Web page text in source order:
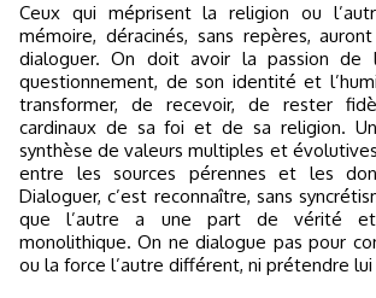
Ceux qui méprisent la religion ou
mémoire, déracinés, sans repères,
dialoguer. On doit avoir la passion de
questionnement, de son identité et
transformer, de recevoir, de rester
cardinaux de sa foi et de sa religion.
synthèse de valeurs multiples et
entre les sources pérennes et les
Dialoguer, c’est reconnaître, sans
que l’autre a une part de vérité
monolithique. On ne dialogue pas pour
ou la force l’autre différent, ni prétendre